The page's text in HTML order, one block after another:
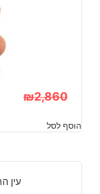
₪2,860
המקורי
היה:
₪2,860.
הנוכחי
הוא:
₪1,780.
הוסף לסל
עין